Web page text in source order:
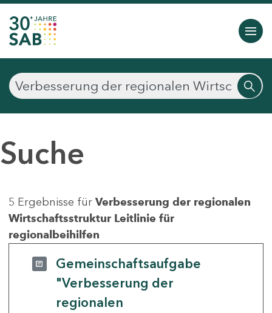
Suche
5 Ergebnisse für Verbesserung der regionalen
Wirtschaftsstruktur Leitlinie für
regionalbeihilfen
Gemeinschaftsaufgabe
"Verbesserung der
regionalen